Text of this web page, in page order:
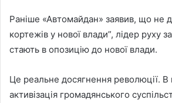
Раніше «Автомайдан» заявив, що не
кортежів у нової влади”, лідер руху
стають в опозицію до нової влади.
Це реальне досягнення революції.
активізація громадянського